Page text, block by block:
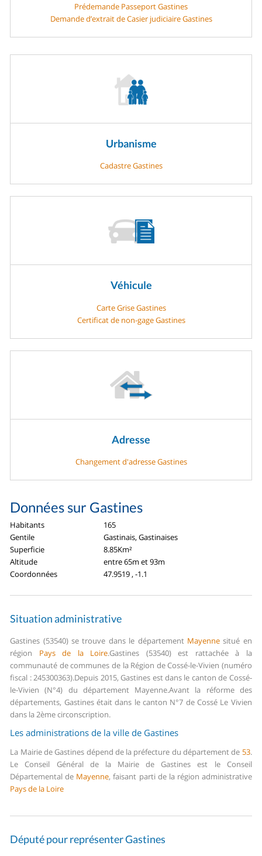
Prédemande Passeport Gastines
Demande d’extrait de Casier judiciaire Gastines
Urbanisme
Cadastre Gastines
Véhicule
Carte Grise Gastines
Certificat de non-gage Gastines
Adresse
Changement d'adresse Gastines
Données sur Gastines
Habitants
165
Gentile
Gastinais, Gastinaises
Superficie
8.85Km²
Altitude
entre 65m et 93m
Coordonnées
47.9519 , -1.1
Situation administrative
Gastines (53540) se trouve dans le département Mayenne situé en
région Pays de la Loire.Gastines (53540) est rattachée à la
communauté de communes de la Région de Cossé-le-Vivien (numéro
fiscal : 245300363).Depuis 2015, Gastines est dans le canton de Cossé-
le-Vivien (N°4) du département Mayenne.Avant la réforme des
départements, Gastines était dans le canton N°7 de Cossé Le Vivien
dans la 2ème circonscription.
Les administrations de la ville de Gastines
La Mairie de Gastines dépend de la préfecture du département de 53.
Le Conseil Général de la Mairie de Gastines est le Conseil
Départemental de Mayenne, faisant parti de la région administrative
Pays de la Loire
Député pour représenter Gastines